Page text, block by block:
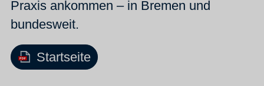
Praxis ankommen – in Bremen und
bundesweit.
Startseite